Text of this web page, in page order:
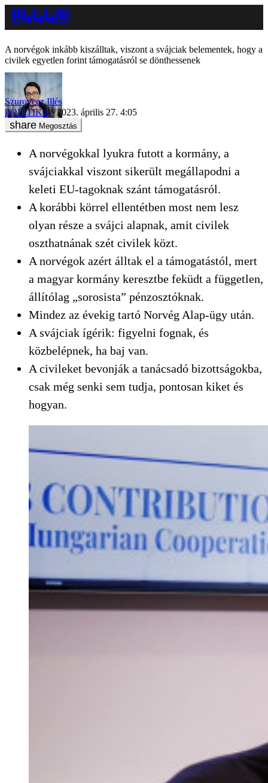
A norvégok inkább kiszálltak, viszont a svájciak belementek, hogy a
civilek egyetlen forint támogatásról se dönthessenek
Szurovecz Illés
POLITIKA
2023. április 27. 4:05
Megosztás
A norvégokkal lyukra futott a kormány, a
svájciakkal viszont sikerült megállapodni a
keleti EU-tagoknak szánt támogatásról.
A korábbi körrel ellentétben most nem lesz
olyan része a svájci alapnak, amit civilek
oszthatnának szét civilek közt.
A norvégok azért álltak el a támogatástól, mert
a magyar kormány keresztbe feküdt a független,
állítólag „sorosista” pénzosztóknak.
Mindez az évekig tartó Norvég Alap-ügy után.
A svájciak ígérik: figyelni fognak, és
közbelépnek, ha baj van.
A civileket bevonják a tanácsadó bizottságokba,
csak még senki sem tudja, pontosan kiket és
hogyan.